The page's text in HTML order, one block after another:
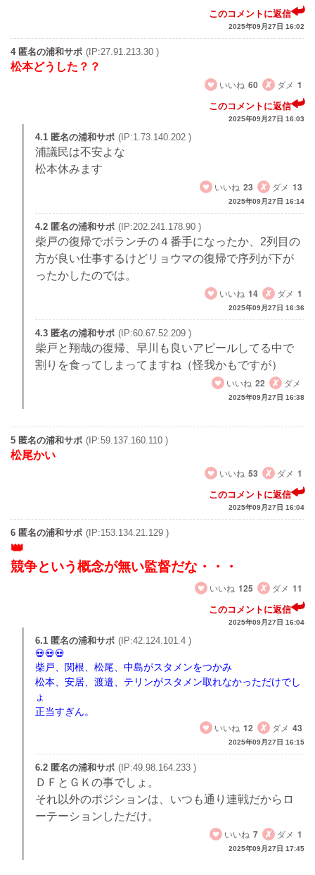
このコメントに返信
2025年09月27日 16:02
4 匿名の浦和サポ (IP:27.91.213.30 )
松本どうした？？
いいね 60 ダメ 1
このコメントに返信
2025年09月27日 16:03
4.1 匿名の浦和サポ (IP:1.73.140.202 )
浦議民は不安よな
松本休みます
いいね 23 ダメ 13
2025年09月27日 16:14
4.2 匿名の浦和サポ (IP:202.241.178.90 )
柴戸の復帰でボランチの４番手になったか、2列目の
方が良い仕事するけどリョウマの復帰で序列が下が
ったかしたのでは。
いいね 14 ダメ 1
2025年09月27日 16:36
4.3 匿名の浦和サポ (IP:60.67.52.209 )
柴戸と翔哉の復帰、早川も良いアピールしてる中で
割りを食ってしまってますね（怪我かもですが）
いいね 22 ダメ
2025年09月27日 16:38
5 匿名の浦和サポ (IP:59.137.160.110 )
松尾かい
いいね 53 ダメ 1
このコメントに返信
2025年09月27日 16:04
6 匿名の浦和サポ (IP:153.134.21.129 )
競争という概念が無い監督だな・・・
いいね 125 ダメ 11
このコメントに返信
2025年09月27日 16:04
6.1 匿名の浦和サポ (IP:42.124.101.4 )
柴戸、関根、松尾、中島がスタメンをつかみ
松本、安居、渡邉、テリンがスタメン取れなかっただけでし
ょ
正当すぎん。
いいね 12 ダメ 43
2025年09月27日 16:15
6.2 匿名の浦和サポ (IP:49.98.164.233 )
ＤＦとＧＫの事でしょ。
それ以外のポジションは、いつも通り連戦だからロ
ーテーションしただけ。
いいね 7 ダメ 1
2025年09月27日 17:45